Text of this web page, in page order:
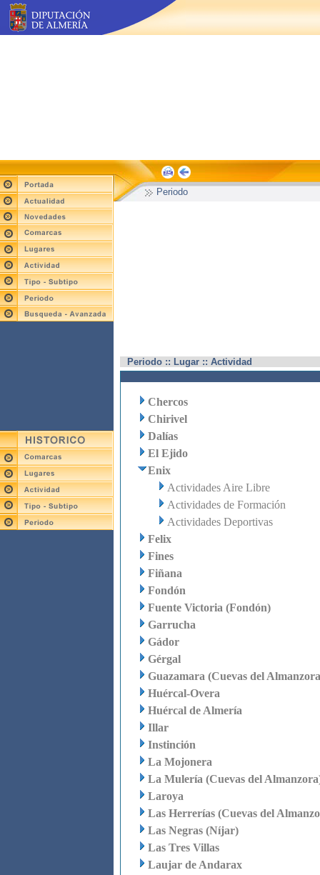
Periodo
Periodo :: Lugar :: Actividad
Chercos
Chirivel
Dalías
El Ejido
Enix
Actividades Aire Libre
Actividades de Formación
Actividades Deportivas
Felix
Fines
Fiñana
Fondón
Fuente Victoria (Fondón)
Garrucha
Gádor
Gérgal
Guazamara (Cuevas del
Huércal-Overa
Huércal de Almería
Illar
Instinción
La Mojonera
La Mulería (Cuevas del
Laroya
Las Herrerías (Cuevas del
Las Negras (Níjar)
Las Tres Villas
Laujar de Andarax